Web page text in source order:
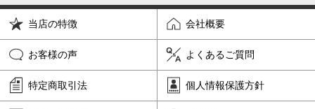
当店の特徴 会社概要
お客様の声 よくあるご質問
特定商取引法 個人情報保護方針